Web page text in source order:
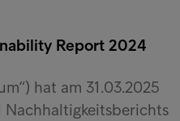
Report 2024
hat am 31.03.2025
Nachhaltigkeitsberichts